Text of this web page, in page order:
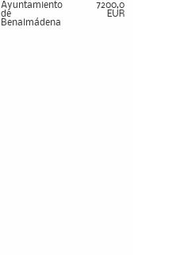
Ayuntamiento
de
Benalmádena
7200,0
EUR